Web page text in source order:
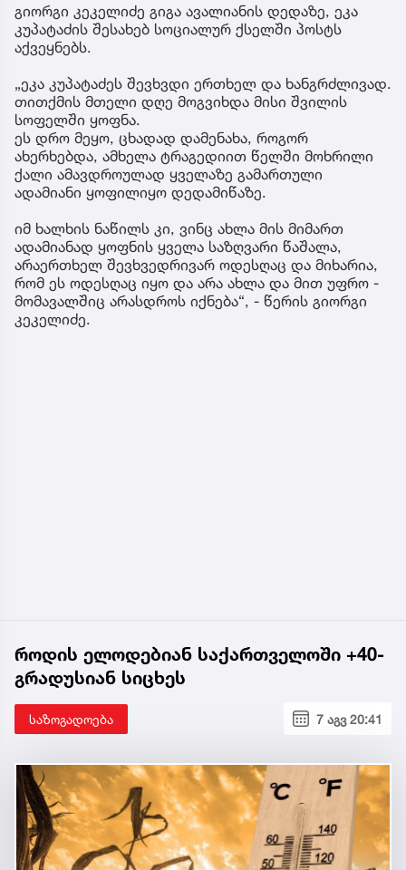
გიორგი კეკელიძე გიგა ავალიანის დედაზე, ეკა
კუპატაძის შესახებ სოციალურ ქსელში პოსტს
აქვეყნებს.
„ეკა კუპატაძეს შევხვდი ერთხელ და ხანგრძლივად.
თითქმის მთელი დღე მოგვიხდა მისი შვილის
სოფელში ყოფნა.
ეს დრო მეყო, ცხადად დამენახა, როგორ
ახერხებდა, ამხელა ტრაგედიით წელში მოხრილი
ქალი ამავდროულად ყველაზე გამართული
ადამიანი ყოფილიყო დედამიწაზე.
იმ ხალხის ნაწილს კი, ვინც ახლა მის მიმართ
ადამიანად ყოფნის ყველა საზღვარი წაშალა,
არაერთხელ შევხვედრივარ ოდესღაც და მიხარია,
რომ ეს ოდესღაც იყო და არა ახლა და მით უფრო -
მომავალშიც არასდროს იქნება“, - წერის გიორგი
კეკელიძე.
როდის ელოდებიან საქართველოში +40-
გრადუსიან სიცხეს
საზოგადოება 7 აგვ 20:41